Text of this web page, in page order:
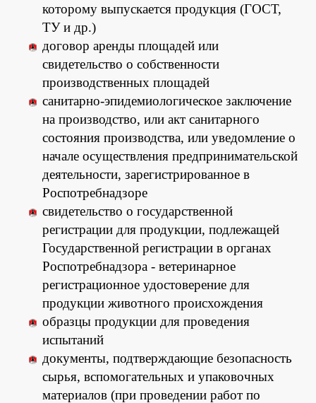
которому выпускается продукция (ГОСТ,
ТУ и др.)
договор аренды площадей или
свидетельство о собственности
производственных площадей
санитарно-эпидемиологическое заключение
на производство, или акт санитарного
состояния производства, или уведомление о
начале осуществления предпринимательской
деятельности, зарегистрированное в
Роспотребнадзоре
свидетельство о государственной
регистрации для продукции, подлежащей
Государственной регистрации в органах
Роспотребнадзора - ветеринарное
регистрационное удостоверение для
продукции животного происхождения
образцы продукции для проведения
испытаний
документы, подтверждающие безопасность
сырья, вспомогательных и упаковочных
материалов (при проведении работ по